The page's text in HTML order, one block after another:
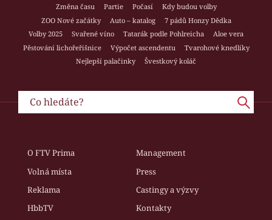
Změna času
Partie Počasí
Kdy budou volby
ZOO Nové začátky
Auto – katalog
7 pádů Honzy Dědka
Volby 2025
Svařené víno Tatarák podle Pohlreicha
Aloe vera
Pěstování lichořeřišnice
Výpočet ascendentu
Tvarohové knedlíky
Nejlepší palačinky
Švestkový koláč
O FTV Prima
Management
Volná místa
Press
Reklama
Castingy a výzvy
HbbTV
Kontakty